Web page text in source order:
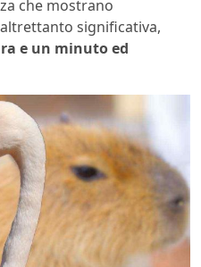
che mostrano
significativa,
e un minuto ed